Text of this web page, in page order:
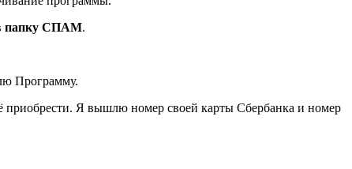
папку СПАМ.
Программу.
приобрести. Я вышлю номер своей карты Сбербанка и номер